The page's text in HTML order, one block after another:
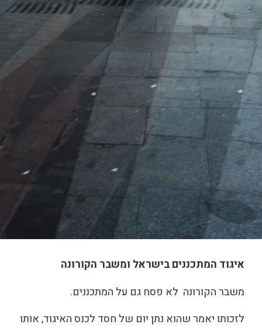
איגוד המתכננים בישראל ומשבר הקורונה
משבר הקורונה לא פסח גם על המתכננים.
לזכותו יאמר שהוא נתן יום של חסד לכנס האיגוד, אותו